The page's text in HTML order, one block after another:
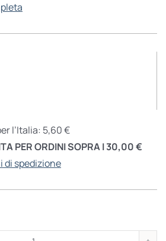
l’Italia: 5,60 €
PER ORDINI SOPRA I 30,00 €
di spedizione